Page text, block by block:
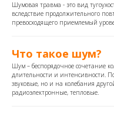
Шумовая травма - это вид
вследствие продолжительного
превосходящего приемлемый
Что такое шум?
Шум – беспорядочное сочетание
длительности​ и интенсивности.
звуковые, но и на колебания
радиоэлектронные, тепловые.